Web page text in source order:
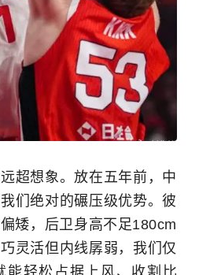
超想象。放在五年前，中
们绝对的碾压级优势。彼
矮，后卫身高不足180cm
灵活但内线孱弱，我们仅
能轻松占据上风、收割比